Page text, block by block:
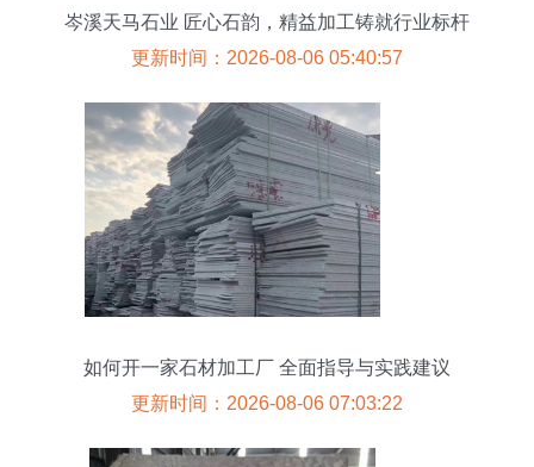
岑溪天马石业 匠心石韵，精益加工铸就行业标杆
更新时间：2026-08-06 05:40:57
如何开一家石材加工厂 全面指导与实践建议
更新时间：2026-08-06 07:03:22